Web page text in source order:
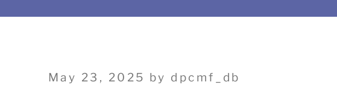
Posted
May 23, 2025 by dpcmf_db